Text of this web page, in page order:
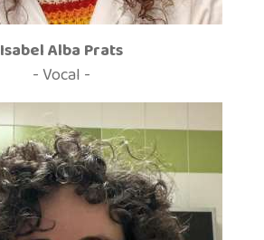
Isabel Alba Prats
- Vocal -